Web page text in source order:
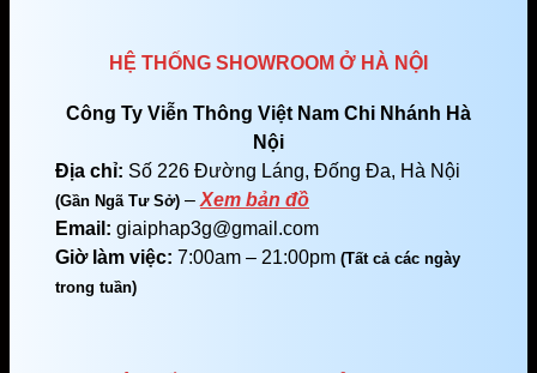
HỆ THỐNG SHOWROOM Ở HÀ NỘI
Công Ty Viễn Thông Việt Nam Chi Nhánh Hà
Nội
Địa chỉ: Số 226 Đường Láng, Đống Đa, Hà Nội
(Gần Ngã Tư Sở) – Xem bản đồ
Email: giaiphap3g@gmail.com
Giờ làm việc: 7:00am – 21:00pm (Tất cả các ngày
trong tuần)